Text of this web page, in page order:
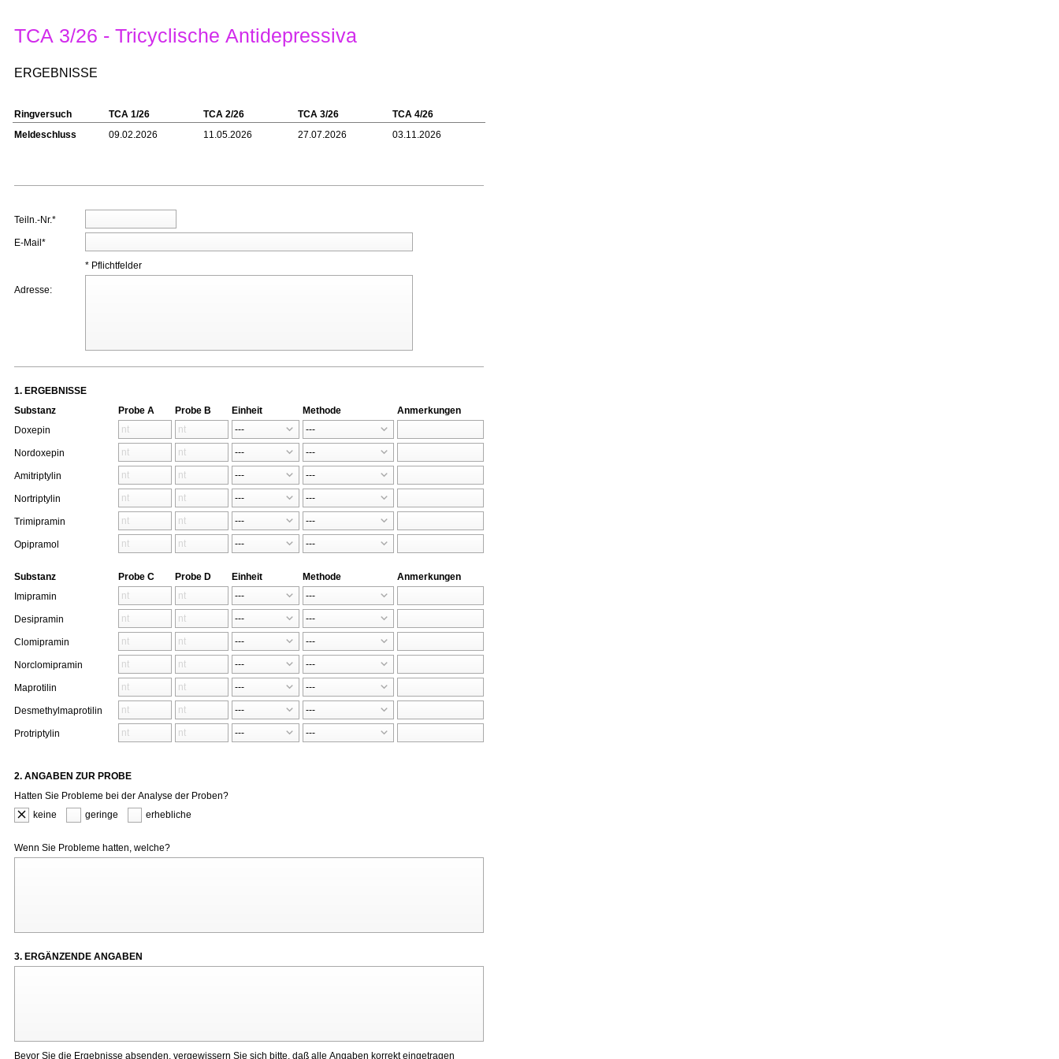
TCA 3/26 - Tricyclische Antidepressiva
ERGEBNISSE
Ringversuch TCA 1/26 TCA 2/26 TCA 3/26
TCA 4/26
Meldeschluss
09.02.2026 11.05.2026 27.07.2026 03.11.2026
Teiln.-Nr.*
E-Mail*
* Pflichtfelder
Adresse:
1. ERGEBNISSE
Substanz
Probe A Probe B Einheit Methode
Anmerkungen
Doxepin
Nordoxepin
Amitriptylin
Nortriptylin
Trimipramin
Opipramol
Substanz Probe C Probe D Einheit Methode
Anmerkungen
Imipramin
Desipramin
Clomipramin
Norclomipramin
Maprotilin
Desmethylmaprotilin
Protriptylin
2. ANGABEN ZUR PROBE
Hatten Sie Probleme bei der Analyse der Proben?
keine
geringe erhebliche
Wenn Sie Probleme hatten, welche?
3. ERGÄNZENDE ANGABEN
Bevor Sie die Ergebnisse absenden, vergewissern Sie sich bitte, daß alle Angaben korrekt eingetragen